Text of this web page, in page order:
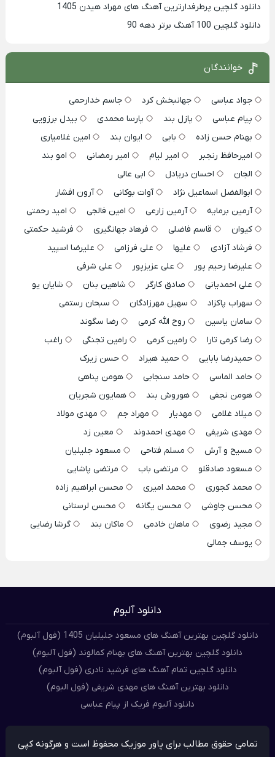
دانلود گلچین پرطرفدارترین آهنگ های مهراد هیدن 1405
دانلود گلچین 100 آهنگ برتر دهه 90
خوانندگان
جواد عباسی جهانبخش کرد
جاسم خدارحمی
پیام عباسی
پازل بند پارسا محمدی
بیدل برزویی
بهنام حسن زاده
بابی ایوان بند
امین غلامیاری
امیرحافظ رنجبر
امیر لیام امیر رمضانی
امو بند
الجان
احسان دریادل
ابی عالی
ابوالفضل اسماعیل نژاد
آوات بوکانی
آرون افشار
آرمین برمایه
آرمین زارعی امین فالجی
امید رحمتی
کیوان
قاسم فاضلی فرهاد جهانگیری
فرشید حکمتی
فرشاد آزادی
علیها علی فرزامی
علیرضا اسپید
علیرضا رحیم پور
علی عزیزپور
علی شرفی
علی احمدیانی
صادق کارگر شاهین بنان
شایان یو
سهراب پاکزاد
سهیل مهرزادگان
سبحان رستمی
سامان یاسین
روح الله کرمی
رضا سگوند
رضا کرمی تارا
رامین کرمی رامین تجنگی
راغب
حمیدرضا بابایی
حمید هیراد
حسن زیرک
حامد الماسی
حامد سنجابی
هومن پناهی
هومن نجفی
هوروش بند
همایون شجریان
میلاد غلامی
مهدیار مهراد جم
مهدی مولاد
مهدی شریفی
مهدی احمدوند
معین زد
مسیح و آرش
مسلم فتاحی
مسعود جلیلیان
مسعود صادقلو
مرتضی باب
مرتضی پاشایی
محمد کجوری
محمد امیری
محسن ابراهیم زاده
محسن چاوشی
محسن یگانه
محسن لرستانی
مجید رضوی
ماهان خادمی ماکان بند
گرشا رضایی
یوسف جمالی
دانلود آلبوم
دانلود گلچین بهترین آهنگ های مسعود جلیلیان 1405 (فول آلبوم)
دانلود گلچین بهترین آهنگ های بهنام کمالوند (فول آلبوم)
دانلود گلچین تمام آهنگ های فرشید نادری (فول آلبوم)
دانلود بهترین آهنگ های مهدی شریفی (فول البوم)
دانلود آلبوم فریک از پیام عباسی
تمامی حقوق مطالب برای پاور موزیک محفوظ است و هرگونه کپی